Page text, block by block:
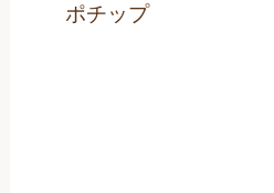
ポチップ